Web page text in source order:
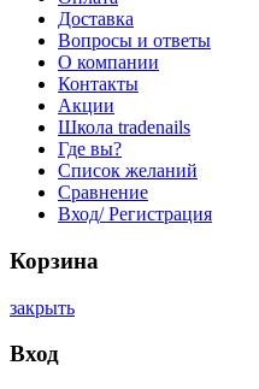
Доставка
Вопросы и ответы
О компании
Контакты
Акции
Школа tradenails
Где вы?
Список желаний
Сравнение
Вход/ Регистрация
Корзина
закрыть
Вход